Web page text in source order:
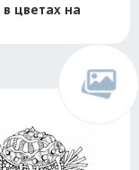
цветах на